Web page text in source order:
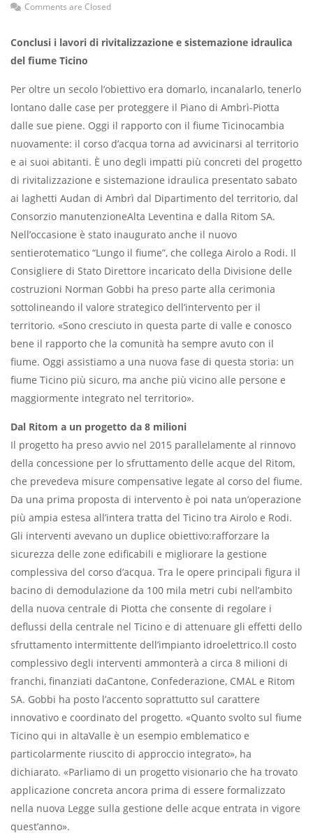
Comments are Closed
Conclusi i lavori di rivitalizzazione e sistemazione idraulica
del fiume Ticino
Per oltre un secolo l’obiettivo era domarlo, incanalarlo, tenerlo
lontano dalle case per proteggere il Piano di Ambrì-Piotta
dalle sue piene. Oggi il rapporto con il fiume Ticinocambia
nuovamente: il corso d’acqua torna ad avvicinarsi al territorio
e ai suoi abitanti. È uno degli impatti più concreti del progetto
di rivitalizzazione e sistemazione idraulica presentato sabato
ai laghetti Audan di Ambrì dal Dipartimento del territorio, dal
Consorzio manutenzioneAlta Leventina e dalla Ritom SA.
Nell’occasione è stato inaugurato anche il nuovo
sentierotematico “Lungo il fiume”, che collega Airolo a Rodi. Il
Consigliere di Stato Direttore incaricato della Divisione delle
costruzioni Norman Gobbi ha preso parte alla cerimonia
sottolineando il valore strategico dell’intervento per il
territorio. «Sono cresciuto in questa parte di valle e conosco
bene il rapporto che la comunità ha sempre avuto con il
fiume. Oggi assistiamo a una nuova fase di questa storia: un
fiume Ticino più sicuro, ma anche più vicino alle persone e
maggiormente integrato nel territorio».
Dal Ritom a un progetto da 8 milioni
Il progetto ha preso avvio nel 2015 parallelamente al rinnovo
della concessione per lo sfruttamento delle acque del Ritom,
che prevedeva misure compensative legate al corso del fiume.
Da una prima proposta di intervento è poi nata un’operazione
più ampia estesa all’intera tratta del Ticino tra Airolo e Rodi.
Gli interventi avevano un duplice obiettivo:rafforzare la
sicurezza delle zone edificabili e migliorare la gestione
complessiva del corso d’acqua. Tra le opere principali figura il
bacino di demodulazione da 100 mila metri cubi nell’ambito
della nuova centrale di Piotta che consente di regolare i
deflussi della centrale nel Ticino e di attenuare gli effetti dello
sfruttamento intermittente dell’impianto idroelettrico.Il costo
complessivo degli interventi ammonterà a circa 8 milioni di
franchi, finanziati daCantone, Confederazione, CMAL e Ritom
SA. Gobbi ha posto l’accento soprattutto sul carattere
innovativo e coordinato del progetto. «Quanto svolto sul fiume
Ticino qui in altaValle è un esempio emblematico e
particolarmente riuscito di approccio integrato», ha
dichiarato. «Parliamo di un progetto visionario che ha trovato
applicazione concreta ancora prima di essere formalizzato
nella nuova Legge sulla gestione delle acque entrata in vigore
quest’anno».